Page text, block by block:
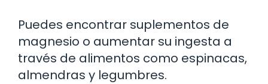
Puedes encontrar suplementos de
magnesio o aumentar su ingesta a
través de alimentos como espinacas,
almendras y legumbres.